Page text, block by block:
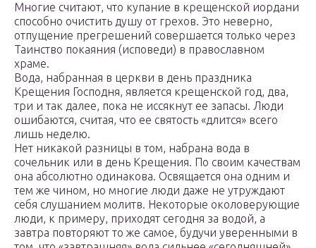
Многие считают, что купание в крещенской иордани
способно очистить душу от грехов. Это неверно,
отпущение прегрешений совершается только через
Таинство покаяния (исповеди) в православном
храме.
Вода, набранная в церкви в день праздника
Крещения Господня, является крещенской год, два,
три и так далее, пока не иссякнут ее запасы. Люди
ошибаются, считая, что ее святость «длится» всего
лишь неделю.
Нет никакой разницы в том, набрана вода в
сочельник или в день Крещения. По своим качествам
она абсолютно одинакова. Освящается она одним и
тем же чином, но многие люди даже не утруждают
себя слушанием молитв. Некоторые околоверующие
люди, к примеру, приходят сегодня за водой, а
завтра повторяют то же самое, будучи уверенными в